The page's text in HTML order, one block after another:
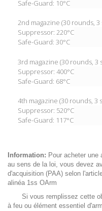
Safe-Guard: 10°C
2nd magazine (30 rounds,
Suppressor: 220°C
Safe-Guard: 30°C
3rd magazine (30 rounds, 3
Suppressor: 400°C
Safe-Guard: 68°C
4th magazine (30 rounds, 3
Suppressor: 520°C
Safe-Guard: 117°C
Information: Pour acheter une
au sens de la loi, vous devez
d'acquisition (PAA) selon
alinéa 1ss OArm
Si vous remplissez cette
à feu ou élément essentiel